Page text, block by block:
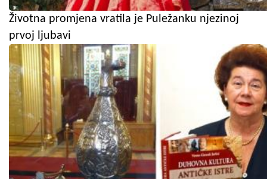
Životna promjena vratila je Puležanku njezinoj
prvoj ljubavi